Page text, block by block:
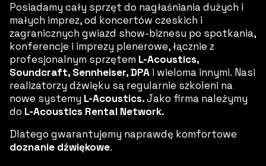
Posiadamy cały sprzęt do nagłaśniania dużych i
małych imprez, od koncertów czeskich i
zagranicznych gwiazd show-biznesu po spotkania,
konferencje i imprezy plenerowe, łącznie z
profesjonalnym sprzętem L-Acoustics,
Soundcraft, Sennheiser, DPA i wieloma innymi. Nasi
realizatorzy dźwięku są regularnie szkoleni na
nowe systemy L-Acoustics.Jako firma należymy
do L-Acoustics Rental Network.
Dlatego gwarantujemy naprawdę komfortowe
doznanie dźwiękowe.